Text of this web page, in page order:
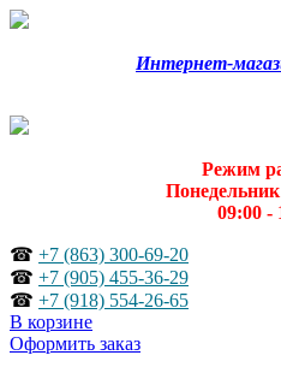
Интернет-
Режим
09:00 -
☎ +7 (863) 300-69-20
☎ +7 (905) 455-36-29
☎ +7 (918) 554-26-65
В корзине
Оформить заказ